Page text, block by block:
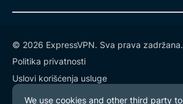
© 2026 ExpressVPN. Sva prava zadržana.
Politika privatnosti
Uslovi korišćenja usluge
Podešavanja kolačića